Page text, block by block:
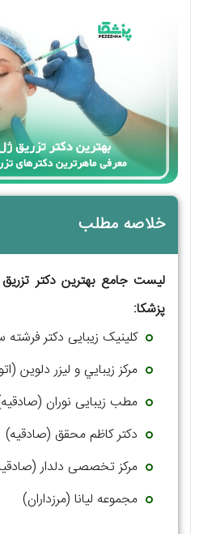
خلاصه مطلب
لیست جامع بهترین دکتر
پزشکا:
کلینیک زیبایی دکتر
مركز زيبايي و ليزر دلوين
مطب زیبایی نوران
دکتر کاظم محقق (صادقیه)
مرکز تخصصی دلدار
مجموعه لیانا (مرزداران)